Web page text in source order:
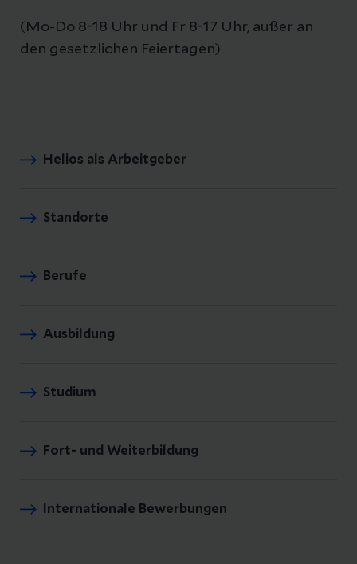
(Mo-Do 8-18 Uhr und Fr 8-17 Uhr, außer an
den gesetzlichen Feiertagen)
Helios als Arbeitgeber
Standorte
Berufe
Ausbildung
Studium
Fort- und Weiterbildung
Internationale Bewerbungen